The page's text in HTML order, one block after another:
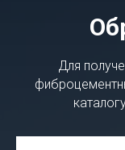
Для